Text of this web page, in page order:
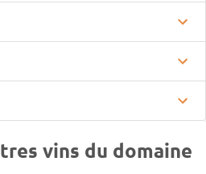
vins du domaine